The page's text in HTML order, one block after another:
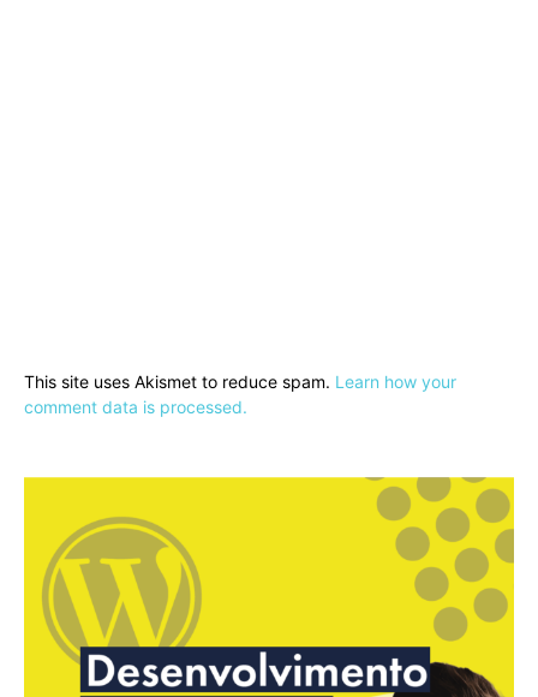
This site uses Akismet to reduce spam. Learn how your
comment data is processed.